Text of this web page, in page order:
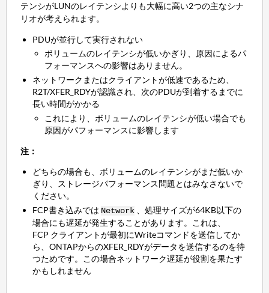
テンシがLUNのレイテンシよりも大幅に高い2つの主なシナ
リオが考えられます。
PDUが並行して実行されない
ボリュームのレイテンシが低いかぎり、原因によるパ
フォーマンスへの影響はありません。
ネットワークまたはクライアントが低速であるため、
R2T/XFER_RDYが認識され、次のPDUが到着するまでに
長い時間がかかる
これにより、ボリュームのレイテンシが低い場合でも
原因がパフォーマンスに影響します
注：
どちらの場合も、ボリュームのレイテンシがまだ低いか
ぎり、ストレージパフォーマンス問題とはみなさないで
ください。
FCP書き込みでは Network 、処理サイズが64KB以下の
場合にも遅延が発生することがあります。これは、
FCP クライアントが最初にWriteコマンドを送信してか
ら、ONTAPからのXFER_RDYがデータを送信するのを待
つためです。この場合ネットワーク遅延が役割を果たす
かもしれません